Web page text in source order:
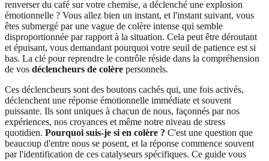
renverser du café sur votre chemise, a déclenché une explosion
émotionnelle ? Vous allez bien un instant, et l'instant suivant, vous
êtes submergé par une vague de colère intense qui semble
disproportionnée par rapport à la situation. Cela peut être déroutant
et épuisant, vous demandant pourquoi votre seuil de patience est si
bas. La clé pour reprendre le contrôle réside dans la compréhension
de vos déclencheurs de colère personnels.
Ces déclencheurs sont des boutons cachés qui, une fois activés,
déclenchent une réponse émotionnelle immédiate et souvent
puissante. Ils sont uniques à chacun de nous, façonnés par nos
expériences, nos croyances et même notre niveau de stress
quotidien. Pourquoi suis-je si en colère ? C'est une question que
beaucoup d'entre nous se posent, et la réponse commence souvent
par l'identification de ces catalyseurs spécifiques. Ce guide vous